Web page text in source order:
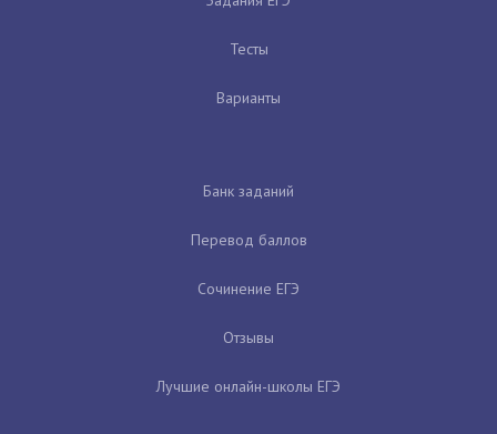
Тесты
Варианты
Банк заданий
Перевод баллов
Сочинение ЕГЭ
Отзывы
Лучшие онлайн-школы ЕГЭ